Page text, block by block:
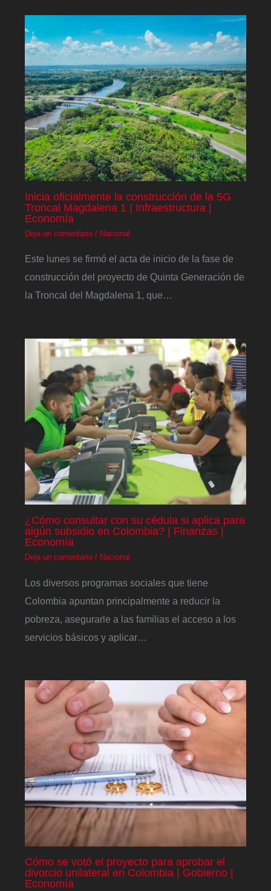
Inicia oficialmente la construcción de la 5G
Troncal Magdalena 1 | Infraestructura |
Economía
Deja un comentario / Nacional
Este lunes se firmó el acta de inicio de la fase de
construcción del proyecto de Quinta Generación de
la Troncal del Magdalena 1, que…
¿Cómo consultar con su cédula si aplica para
algún subsidio en Colombia? | Finanzas |
Economía
Deja un comentario / Nacional
Los diversos programas sociales que tiene
Colombia apuntan principalmente a reducir la
pobreza, asegurarle a las familias el acceso a los
servicios básicos y aplicar…
Cómo se votó el proyecto para aprobar el
divorcio unilateral en Colombia | Gobierno |
Economía